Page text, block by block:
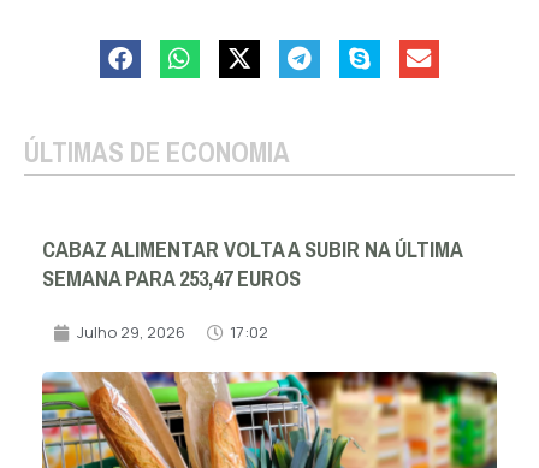
ÚLTIMAS DE ECONOMIA
CABAZ ALIMENTAR VOLTA A SUBIR NA ÚLTIMA
SEMANA PARA 253,47 EUROS
Julho 29, 2026 17:02